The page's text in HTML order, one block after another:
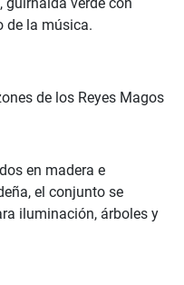
de la música.
de los Reyes Magos
en madera e
el conjunto se
iluminación, árboles y